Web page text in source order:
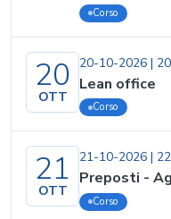
Corso
20
OTT
20-10-2026 |
Lean office
Corso
21
OTT
21-10-2026 |
Preposti -
Corso